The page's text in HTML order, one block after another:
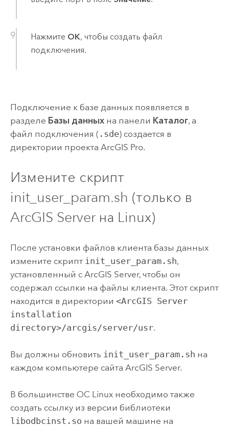
Нажмите ОК, чтобы создать файл
подключения.
Подключение к базе данных появляется в
разделе Базы данныхна панели Каталог, а
файл подключения ( .sde) создается в
директории проекта ArcGIS Pro.
Измените скрипт
init_user_param.sh (только в
ArcGIS Serverна Linux)
После установки файлов клиента базы данных
измените скрипт init_user_param.sh,
установленный с ArcGIS Server, чтобы он
содержал ссылки на файлы клиента. Этот скрипт
находится в директории <ArcGIS Server
installation
directory>/arcgis/server/usr.
Вы должны обновить init_user_param.sh на
каждом компьютере сайта ArcGIS Server.
В большинстве ОС Linuxнеобходимо также
создать ссылку из версии библиотеки
libodbcinst.so на вашей машине на